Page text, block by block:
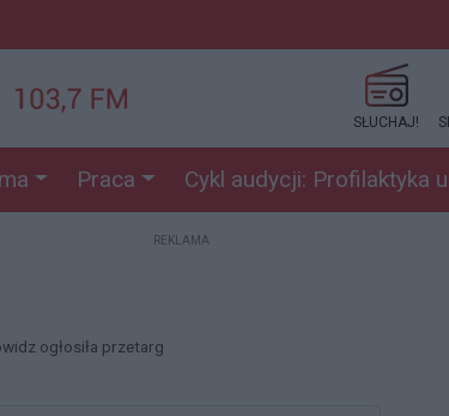
SŁUCHAJ!
Praca Cykl audycji: Profilaktyka
REKLAMA
ogłosiła przetarg